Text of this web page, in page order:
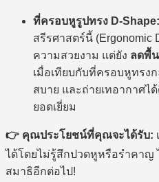
ที่ครอบหูรูปทรง D-Shape:
สรีรศาสตร์นี้ (Ergonomic
ความสวยงาม แต่ยัง ลดพื้
เมื่อเทียบกับที่ครอบหูทรง
สบาย และถ่ายเทอากาศไ
ยอดเยี่ยม
คุณประโยชน์ที่คุณจะได้รับ:
ได้โดยไม่รู้สึกปวดหูหรือรำคาญ
สมาธิอีกต่อไป!